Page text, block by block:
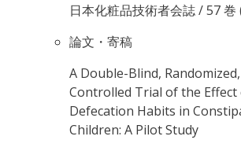
日本化粧品技術者会誌 / 57 巻
論文・寄稿
A Double-Blind,
Controlled Trial of the Effect
Defecation Habits in
Children: A Pilot Study